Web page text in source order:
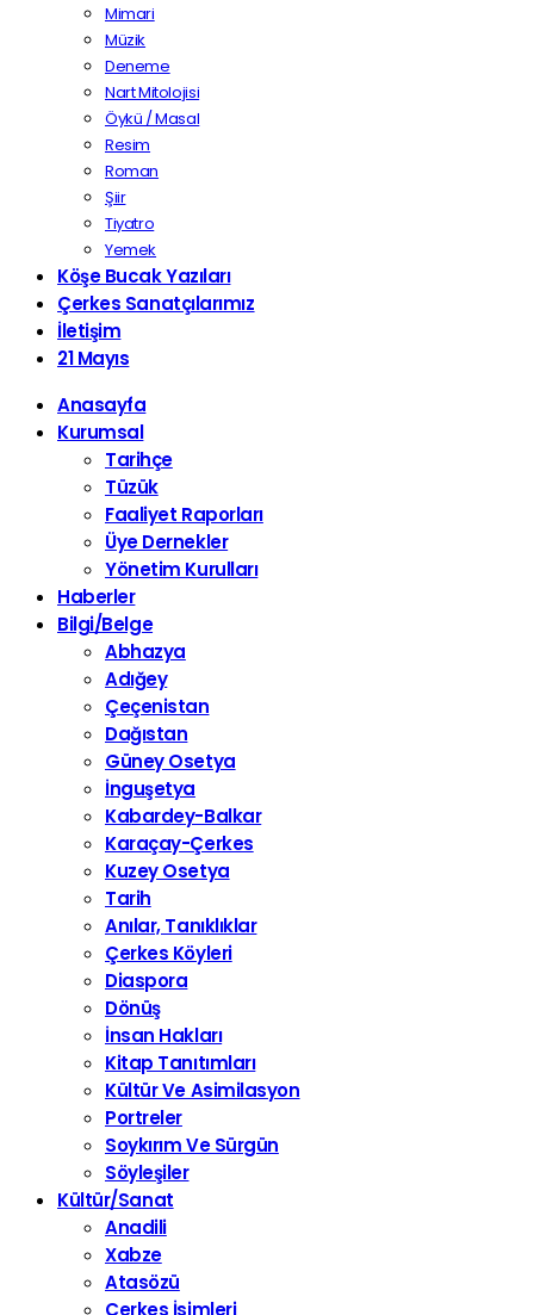
Mimari
Müzik
Deneme
Nart Mitolojisi
Öykü / Masal
Resim
Roman
Şiir
Tiyatro
Yemek
Köşe Bucak Yazıları
Çerkes Sanatçılarımız
İletişim
21 Mayıs
Anasayfa
Kurumsal
Tarihçe
Tüzük
Faaliyet Raporları
Üye Dernekler
Yönetim Kurulları
Haberler
Bilgi/Belge
Abhazya
Adığey
Çeçenistan
Dağıstan
Güney Osetya
İnguşetya
Kabardey-Balkar
Karaçay-Çerkes
Kuzey Osetya
Tarih
Anılar, Tanıklıklar
Çerkes Köyleri
Diaspora
Dönüş
İnsan Hakları
Kitap Tanıtımları
Kültür Ve Asimilasyon
Portreler
Soykırım Ve Sürgün
Söyleşiler
Kültür/Sanat
Anadili
Xabze
Atasözü
Çerkes İsimleri